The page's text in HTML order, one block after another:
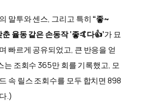
말투와 센스, 그리고 특히 “좋~
율동 같은 손동작 ‘좋🤙다👍’가 묘
빠르게 공유되었고, 큰 반응을 얻
는 조회수 365만 회를 기록했고, 모
속 릴스 조회수를 모두 합치면 898
.)